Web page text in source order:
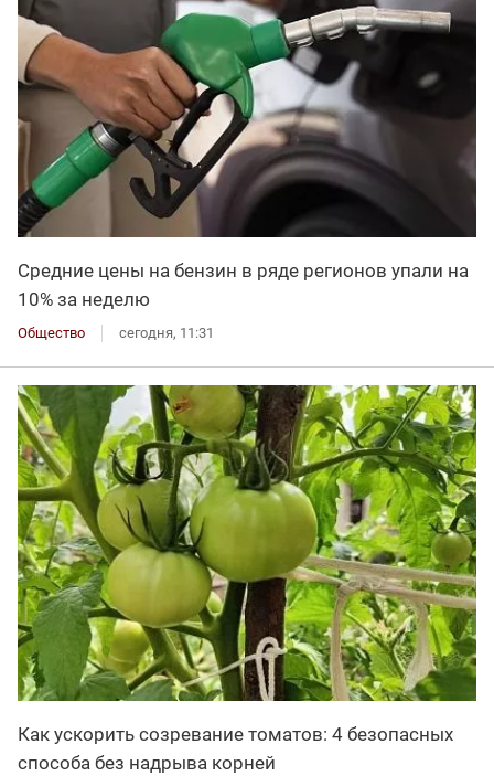
Средние цены на бензин в ряде регионов упали на
10% за неделю
Общество сегодня, 11:31
Как ускорить созревание томатов: 4 безопасных
способа без надрыва корней